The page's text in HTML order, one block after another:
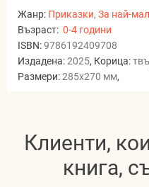
Жанр: Приказки, За най-
Възраст: 0-4 години
ISBN:9786192409708
Издадена:2025, Корица:
Размери:285x270 мм,
Клиенти,
книга,